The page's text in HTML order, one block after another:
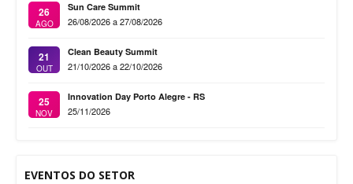
26
AGO
Sun Care Summit
26/08/2026 a 27/08/2026
21
OUT
Clean Beauty Summit
21/10/2026 a 22/10/2026
25
NOV
Innovation Day Porto Alegre - RS
25/11/2026
EVENTOS DO SETOR